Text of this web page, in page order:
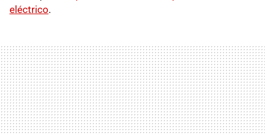
eléctrico.